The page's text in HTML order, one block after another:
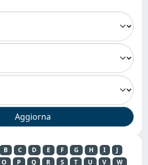
B C D E F G H I
J
O P Q R S T U V
W